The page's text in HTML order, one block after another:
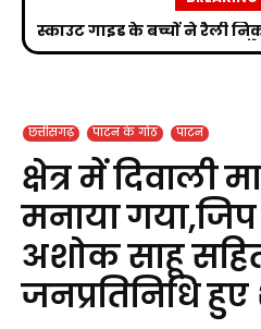
स्काउट गाइड के बच्चों ने रैली
का
छत्तीसगढ़ पाटन के गोठ पाटन
क्षेत्र में दिवाली
मनाया गया,जिप
अशोक साहू
जनप्रतिनिधि